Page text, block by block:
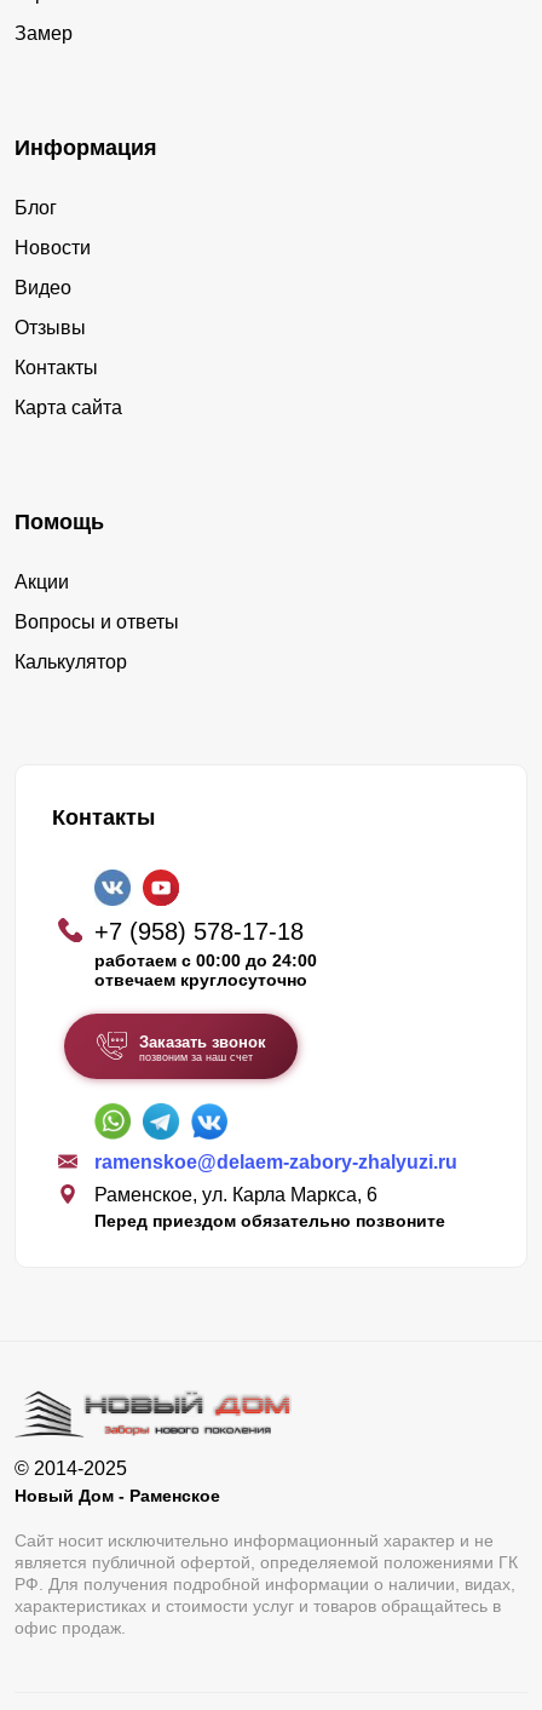
Замер
Информация
Блог
Новости
Видео
Отзывы
Контакты
Карта сайта
Помощь
Акции
Вопросы и ответы
Калькулятор
Контакты
+7 (958) 578-17-18
работаем с 00:00 до 24:00
отвечаем круглосуточно
Заказать звонок
позвоним за наш счет
ramenskoe@delaem-zabory-zhalyuzi.ru
Раменское, ул. Карла Маркса, 6
Перед приездом обязательно позвоните
© 2014-2025
Новый Дом - Раменское
Сайт носит исключительно информационный характер и не
является публичной офертой, определяемой положениями ГК
РФ. Для получения подробной информации о наличии, видах,
характеристиках и стоимости услуг и товаров обращайтесь в
офис продаж.